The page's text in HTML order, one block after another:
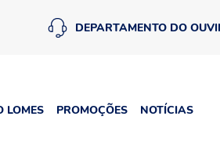
DEPARTAMENTO DO
LOMES PROMOÇÕES NOTÍCIAS